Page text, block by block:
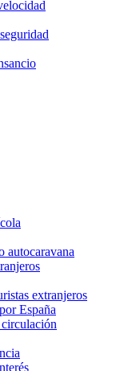
autocaravana
extranjeros
España